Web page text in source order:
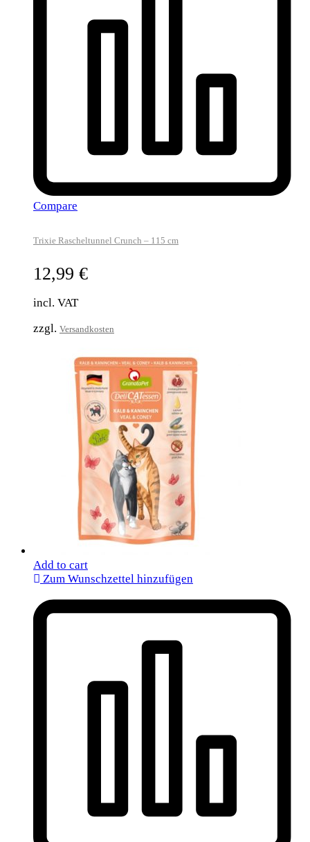
Compare
Trixie Rascheltunnel Crunch – 115 cm
12,99 €
incl. VAT
zzgl. Versandkosten
Add to cart
Zum Wunschzettel hinzufügen